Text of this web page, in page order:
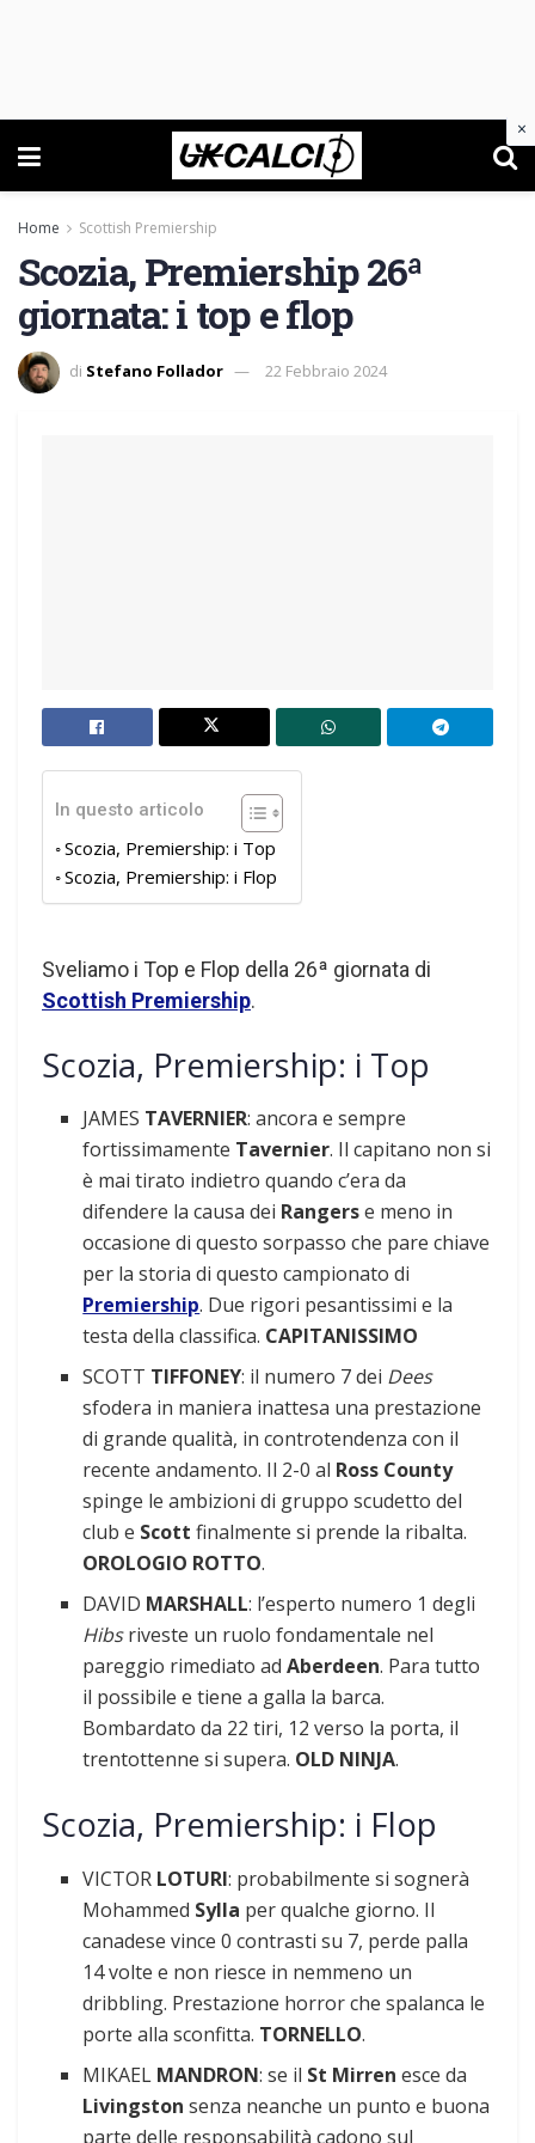
Home Scottish Premiership
Scozia, Premiership 26ª
giornata: i top e flop
di Stefano Follador 22 Febbraio 2024
In questo articolo
Scozia, Premiership: i Top
Scozia, Premiership: i Flop
Sveliamo i Top e Flop della 26ª giornata di
Scottish Premiership.
Scozia, Premiership: i Top
JAMES TAVERNIER: ancora e sempre
fortissimamente Tavernier. Il capitano non si
è mai tirato indietro quando c’era da
difendere la causa dei Rangerse meno in
occasione di questo sorpasso che pare chiave
per la storia di questo campionato di
Premiership. Due rigori pesantissimi e la
testa della classifica. CAPITANISSIMO
SCOTT TIFFONEY: il numero 7 dei Dees
sfodera in maniera inattesa una prestazione
di grande qualità, in controtendenza con il
recente andamento. Il 2-0 al Ross County
spinge le ambizioni di gruppo scudetto del
club e Scott finalmente si prende la ribalta.
OROLOGIO ROTTO.
DAVID MARSHALL: l’esperto numero 1 degli
Hibsriveste un ruolo fondamentale nel
pareggio rimediato adAberdeen. Para tutto
il possibile e tiene a galla la barca.
Bombardato da 22 tiri, 12 verso la porta, il
trentottenne si supera. OLD NINJA.
Scozia, Premiership: i Flop
VICTOR LOTURI: probabilmente si sognerà
Mohammed Sylla per qualche giorno. Il
canadese vince 0 contrasti su 7, perde palla
14 volte e non riesce in nemmeno un
dribbling. Prestazione horror che spalanca le
porte alla sconfitta. TORNELLO.
MIKAEL MANDRON: se il St Mirren esce da
Livingston senza neanche un punto e buona
parte delle responsabilità cadono sul
×